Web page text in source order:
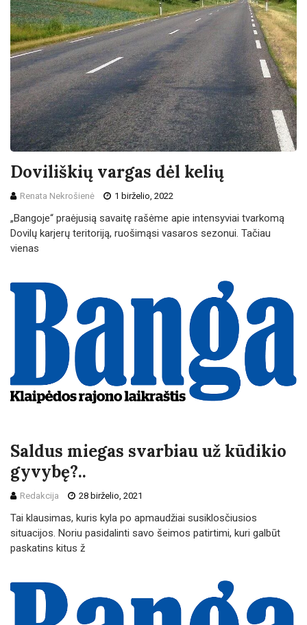
Doviliškių vargas dėl kelių
Renata Nekrošienė 1 birželio, 2022
„Bangoje“ praėjusią savaitę rašėme apie intensyviai tvarkomą
Dovilų karjerų teritoriją, ruošimąsi vasaros sezonui. Tačiau
vienas
Saldus miegas svarbiau už kūdikio
gyvybę?..
Redakcija 28 birželio, 2021
Tai klausimas, kuris kyla po apmaudžiai susiklosčiusios
situacijos. Noriu pasidalinti savo šeimos patirtimi, kuri galbūt
paskatins kitus ž